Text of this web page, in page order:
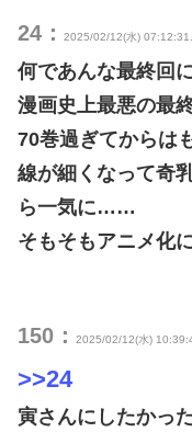
24： 2025/02/12(水)
何であんな最終回
漫画史上最悪の最
70巻過ぎてからは
線が細くなって奇
ら一気に……
そもそもアニメ化
150： 2025/02/12(水)
>>24
寅さんにしたかっ